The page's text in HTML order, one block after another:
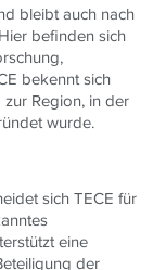
bleibt auch nach
befinden sich
bekennt sich
Region, in der
wurde.
sichTECE für
eine
der